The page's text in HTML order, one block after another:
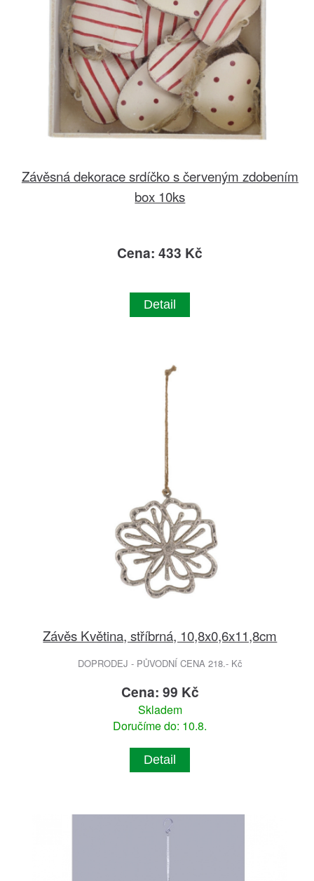
Závěsná dekorace srdíčko s červeným zdobením
box 10ks
Cena: 433 Kč
Detail
Závěs Květina, stříbrná, 10,8x0,6x11,8cm
DOPRODEJ - PŮVODNÍ CENA 218.- Kč
Cena: 99 Kč
Skladem
Doručíme do: 10.8.
Detail